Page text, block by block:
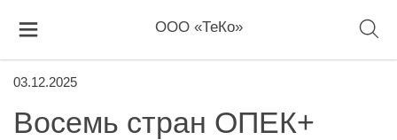
ООО «ТеКо»
03.12.2025
Восемь стран ОПЕК+